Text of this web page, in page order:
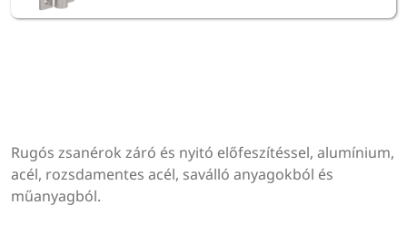
Rugós zsanérok záró és nyitó előfeszítéssel, alumínium,
acél, rozsdamentes acél, saválló anyagokból és
műanyagból.